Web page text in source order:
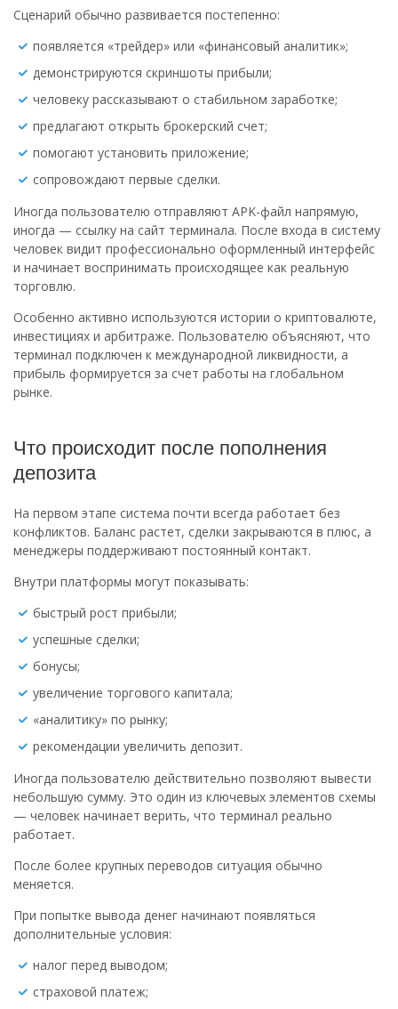
Сценарий обычно развивается постепенно:
появляется «трейдер» или «финансовый аналитик»;
демонстрируются скриншоты прибыли;
человеку рассказывают о стабильном заработке;
предлагают открыть брокерский счет;
помогают установить приложение;
сопровождают первые сделки.
Иногда пользователю отправляют APK-файл напрямую,
иногда — ссылку на сайт терминала. После входа в систему
человек видит профессионально оформленный интерфейс
и начинает воспринимать происходящее как реальную
торговлю.
Особенно активно используются истории о криптовалюте,
инвестициях и арбитраже. Пользователю объясняют, что
терминал подключен к международной ликвидности, а
прибыль формируется за счет работы на глобальном
рынке.
Что происходит после пополнения
депозита
На первом этапе система почти всегда работает без
конфликтов. Баланс растет, сделки закрываются в плюс, а
менеджеры поддерживают постоянный контакт.
Внутри платформы могут показывать:
быстрый рост прибыли;
успешные сделки;
бонусы;
увеличение торгового капитала;
«аналитику» по рынку;
рекомендации увеличить депозит.
Иногда пользователю действительно позволяют вывести
небольшую сумму. Это один из ключевых элементов схемы
— человек начинает верить, что терминал реально
работает.
После более крупных переводов ситуация обычно
меняется.
При попытке вывода денег начинают появляться
дополнительные условия:
налог перед выводом;
страховой платеж;